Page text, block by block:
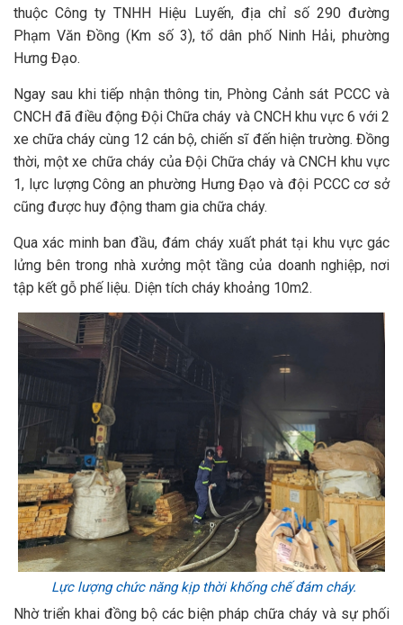
thuộc Công ty TNHH Hiệu Luyến, địa chỉ số 290 đường
Phạm Văn Đồng (Km số 3), tổ dân phố Ninh Hải, phường
Hưng Đạo.
Ngay sau khi tiếp nhận thông tin, Phòng Cảnh sát PCCC và
CNCH đã điều động Đội Chữa cháy và CNCH khu vực 6 với 2
xe chữa cháy cùng 12 cán bộ, chiến sĩ đến hiện trường. Đồng
thời, một xe chữa cháy của Đội Chữa cháy và CNCH khu vực
1, lực lượng Công an phường Hưng Đạo và đội PCCC cơ sở
cũng được huy động tham gia chữa cháy.
Qua xác minh ban đầu, đám cháy xuất phát tại khu vực gác
lửng bên trong nhà xưởng một tầng của doanh nghiệp, nơi
tập kết gỗ phế liệu. Diện tích cháy khoảng 10m2.
Lực lượng chức năng kịp thời khống chế đám cháy.
Nhờ triển khai đồng bộ các biện pháp chữa cháy và sự phối